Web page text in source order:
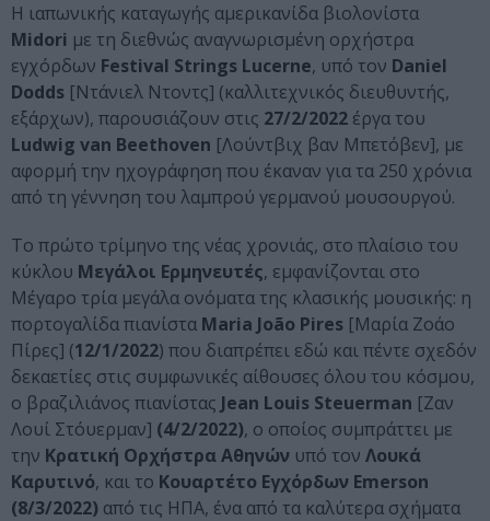
Η ιαπωνικής καταγωγής αμερικανίδα βιολονίστα
Midori με τη διεθνώς αναγνωρισμένη ορχήστρα
εγχόρδων Festival Strings Lucerne, υπό τον Daniel
Dodds [Ντάνιελ Ντοντς] (καλλιτεχνικός διευθυντής,
εξάρχων), παρουσιάζουν στις 27/2/2022 έργα του
Ludwig van Beethoven [Λούντβιχ βαν Μπετόβεν], με
αφορμή την ηχογράφηση που έκαναν για τα 250 χρόνια
από τη γέννηση του λαμπρού γερμανού μουσουργού.
Το πρώτο τρίμηνο της νέας χρονιάς, στο πλαίσιο του
κύκλου Μεγάλοι Ερμηνευτές, εμφανίζονται στο
Μέγαρο τρία μεγάλα ονόματα της κλασικής μουσικής: η
πορτογαλίδα πιανίστα Maria João Pires [Μαρία Ζοάο
Πίρες] (12/1/2022) που διαπρέπει εδώ και πέντε σχεδόν
δεκαετίες στις συμφωνικές αίθουσες όλου του κόσμου,
ο βραζιλιάνος πιανίστας Jean Louis Steuerman [Ζαν
Λουί Στόυερμαν] (4/2/2022), o oποίος συμπράττει με
την Κρατική Ορχήστρα Αθηνών υπό τον Λουκά
Καρυτινό, και το Κουαρτέτο Εγχόρδων Emerson
(8/3/2022) από τις ΗΠΑ, ένα από τα καλύτερα σχήματα